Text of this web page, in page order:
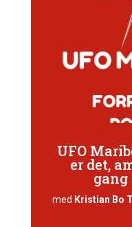
UFO
er det,
gang
med Kristian Bo